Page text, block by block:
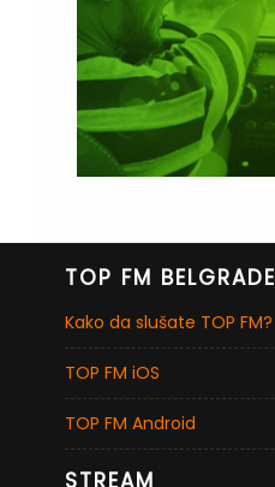
TOP FM BELGRADE
Kako da slušate TOP FM?
TOP FM iOS
TOP FM Android
STREAM